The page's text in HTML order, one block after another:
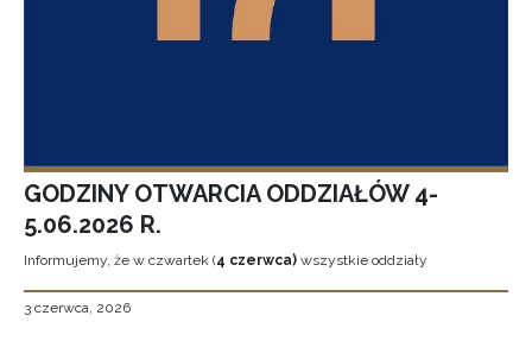
GODZINY OTWARCIA ODDZIAŁÓW 4-
5.06.2026 R.
Informujemy, że w czwartek (4 czerwca) wszystkie oddziały
3 czerwca, 2026